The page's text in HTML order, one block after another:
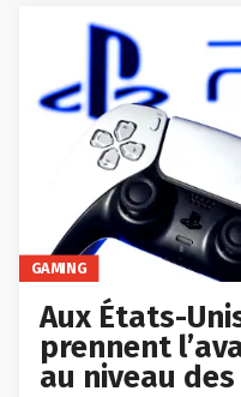
GAMING
Aux États-
prennent
au niveau